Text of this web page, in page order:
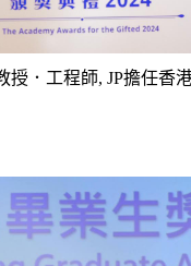
．工程師, JP擔任香